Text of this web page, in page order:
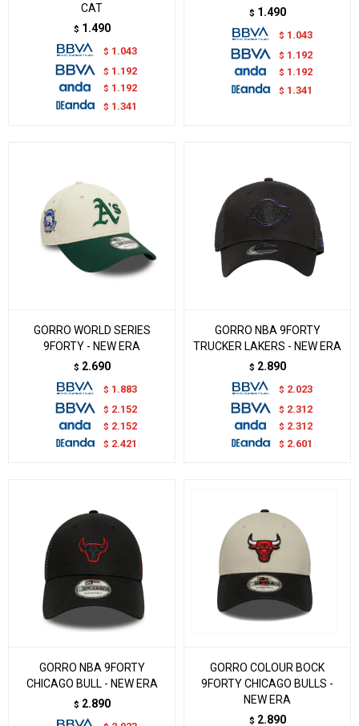
CAT
$ 1.490
$ 1.043
$ 1.192
$ 1.192
$ 1.341
$ 1.490
$ 1.043
$ 1.192
$ 1.192
$ 1.341
GORRO WORLD SERIES
9FORTY - NEW ERA
$ 2.690
$ 1.883
$ 2.152
$ 2.152
$ 2.421
GORRO NBA 9FORTY
TRUCKER LAKERS - NEW ERA
$ 2.890
$ 2.023
$ 2.312
$ 2.312
$ 2.601
GORRO NBA 9FORTY
CHICAGO BULL - NEW ERA
$ 2.890
GORRO COLOUR BOCK
9FORTY CHICAGO BULLS -
NEW ERA
$ 2.890